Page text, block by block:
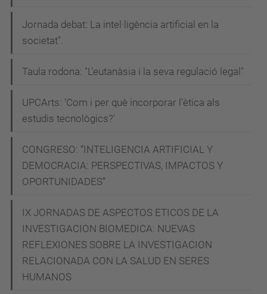
Jornada debat: La intel·ligència artificial en la
societat".
Taula rodona: "L'eutanàsia i la seva regulació legal"
UPCArts: 'Com i per què incorporar l'ètica als
estudis tecnològics?'
CONGRESO: “INTELIGENCIA ARTIFICIAL Y
DEMOCRACIA: PERSPECTIVAS, IMPACTOS Y
OPORTUNIDADES”
IX JORNADAS DE ASPECTOS ETICOS DE LA
INVESTIGACION BIOMEDICA: NUEVAS
REFLEXIONES SOBRE LA INVESTIGACION
RELACIONADA CON LA SALUD EN SERES
HUMANOS